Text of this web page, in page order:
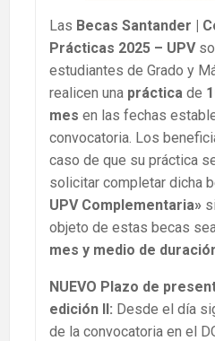
Las Becas Santander |
Prácticas 2025 – UPV
estudiantes de Grado y
realicen una práctica de
mes en las fechas
convocatoria. Los
caso de que su práctica
solicitar completar dicha
UPV Complementaria»
objeto de estas becas
mes y medio de
NUEVO Plazo de
edición II: Desde el día
de la convocatoria en el